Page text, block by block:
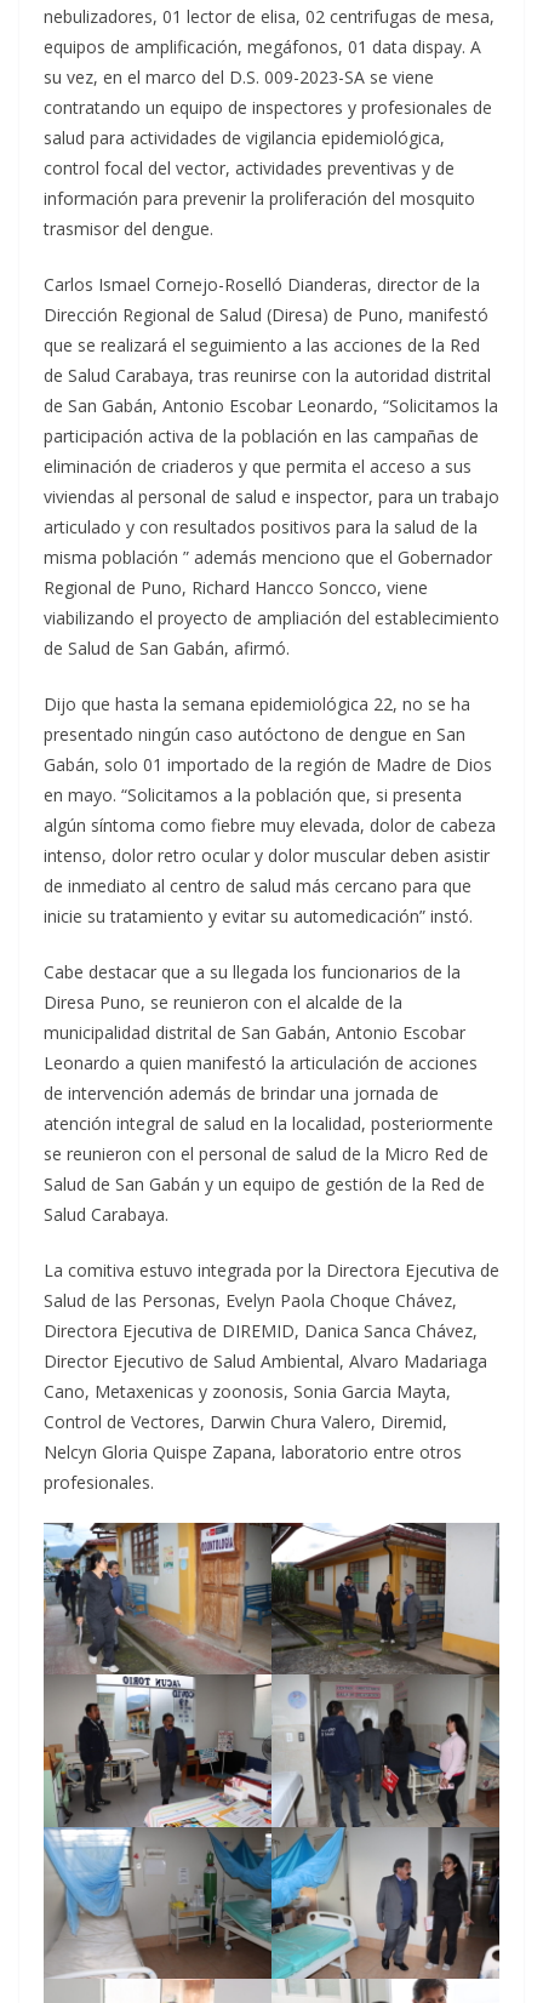
nebulizadores, 01 lector de elisa, 02 centrifugas de mesa,
equipos de amplificación, megáfonos, 01 data dispay. A
su vez, en el marco del D.S. 009-2023-SA se viene
contratando un equipo de inspectores y profesionales de
salud para actividades de vigilancia epidemiológica,
control focal del vector, actividades preventivas y de
información para prevenir la proliferación del mosquito
trasmisor del dengue.
Carlos Ismael Cornejo-Roselló Dianderas, director de la
Dirección Regional de Salud (Diresa) de Puno, manifestó
que se realizará el seguimiento a las acciones de la Red
de Salud Carabaya, tras reunirse con la autoridad distrital
de San Gabán, Antonio Escobar Leonardo, “Solicitamos la
participación activa de la población en las campañas de
eliminación de criaderos y que permita el acceso a sus
viviendas al personal de salud e inspector, para un trabajo
articulado y con resultados positivos para la salud de la
misma población ” además menciono que el Gobernador
Regional de Puno, Richard Hancco Soncco, viene
viabilizando el proyecto de ampliación del establecimiento
de Salud de San Gabán, afirmó.
Dijo que hasta la semana epidemiológica 22, no se ha
presentado ningún caso autóctono de dengue en San
Gabán, solo 01 importado de la región de Madre de Dios
en mayo. “Solicitamos a la población que, si presenta
algún síntoma como fiebre muy elevada, dolor de cabeza
intenso, dolor retro ocular y dolor muscular deben asistir
de inmediato al centro de salud más cercano para que
inicie su tratamiento y evitar su automedicación” instó.
Cabe destacar que a su llegada los funcionarios de la
Diresa Puno, se reunieron con el alcalde de la
municipalidad distrital de San Gabán, Antonio Escobar
Leonardo a quien manifestó la articulación de acciones
de intervención además de brindar una jornada de
atención integral de salud en la localidad, posteriormente
se reunieron con el personal de salud de la Micro Red de
Salud de San Gabán y un equipo de gestión de la Red de
Salud Carabaya.
La comitiva estuvo integrada por la Directora Ejecutiva de
Salud de las Personas, Evelyn Paola Choque Chávez,
Directora Ejecutiva de DIREMID, Danica Sanca Chávez,
Director Ejecutivo de Salud Ambiental, Alvaro Madariaga
Cano, Metaxenicas y zoonosis, Sonia Garcia Mayta,
Control de Vectores, Darwin Chura Valero, Diremid,
Nelcyn Gloria Quispe Zapana, laboratorio entre otros
profesionales.